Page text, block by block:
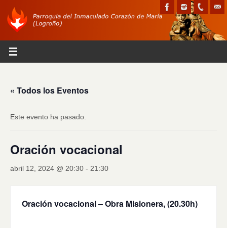
« Todos los Eventos
Este evento ha pasado.
Oración vocacional
abril 12, 2024 @ 20:30 - 21:30
Oración vocacional – Obra Misionera, (20.30h)